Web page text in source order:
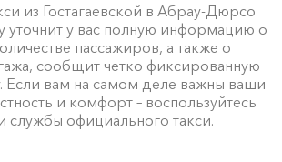
из Гостагаевской в Абрау-Дюрсо
уточнит у вас полную информацию о
пассажиров, а также о
сообщит четко фиксированную
Если вам на самом деле важны ваши
и комфорт – воспользуйтесь
службы официального такси.